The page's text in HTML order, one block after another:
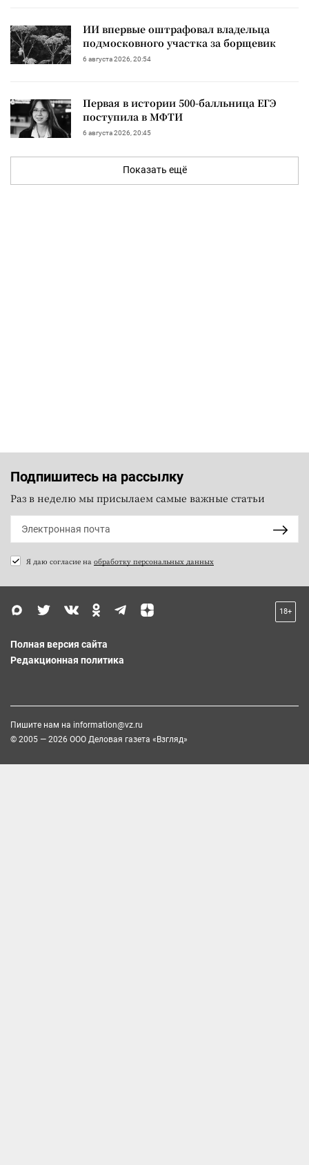
ИИ впервые оштрафовал владельца
подмосковного участка за борщевик
6 августа 2026, 20:54
Первая в истории 500-балльница ЕГЭ
поступила в МФТИ
6 августа 2026, 20:45
Показать ещё
Подпишитесь на рассылку
Раз в неделю мы присылаем самые важные статьи
Я даю согласие на обработку персональных данных
18+
Полная версия сайта
Редакционная политика
Пишите нам на information@vz.ru
© 2005 — 2026 ООО Деловая газета «Взгляд»